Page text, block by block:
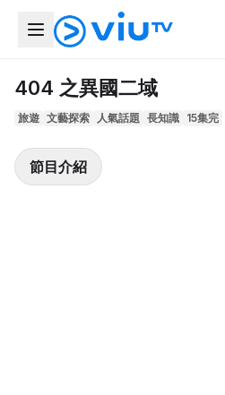
404 之異國二域
旅遊 文藝探索 人氣話題 長知識 15集完
節目介紹